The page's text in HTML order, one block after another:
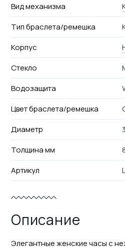
Вид механизма
Тип браслета/ремешка
Корпус
Стекло
Водозащита
Цвет браслета/ремешка
Диаметр
Толщина мм
Артикул
Описание
Элегантные женские часы с